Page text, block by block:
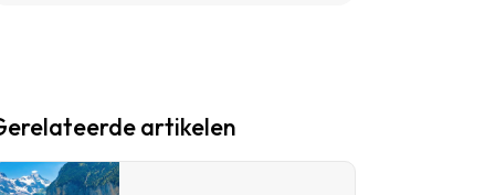
artikelen